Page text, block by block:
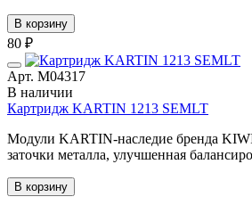
В корзину
80 ₽
Арт. М04317
В наличии
Картридж KARTIN 1213 SEMLT
Модули KARTIN-наследие бренда
заточки металла, улучшенная
В корзину